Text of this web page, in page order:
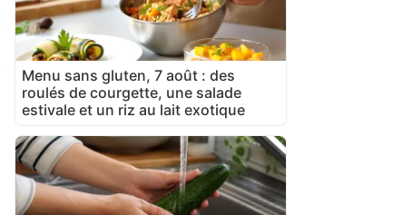
Menu sans gluten, 7 août : des
roulés de courgette, une salade
estivale et un riz au lait exotique